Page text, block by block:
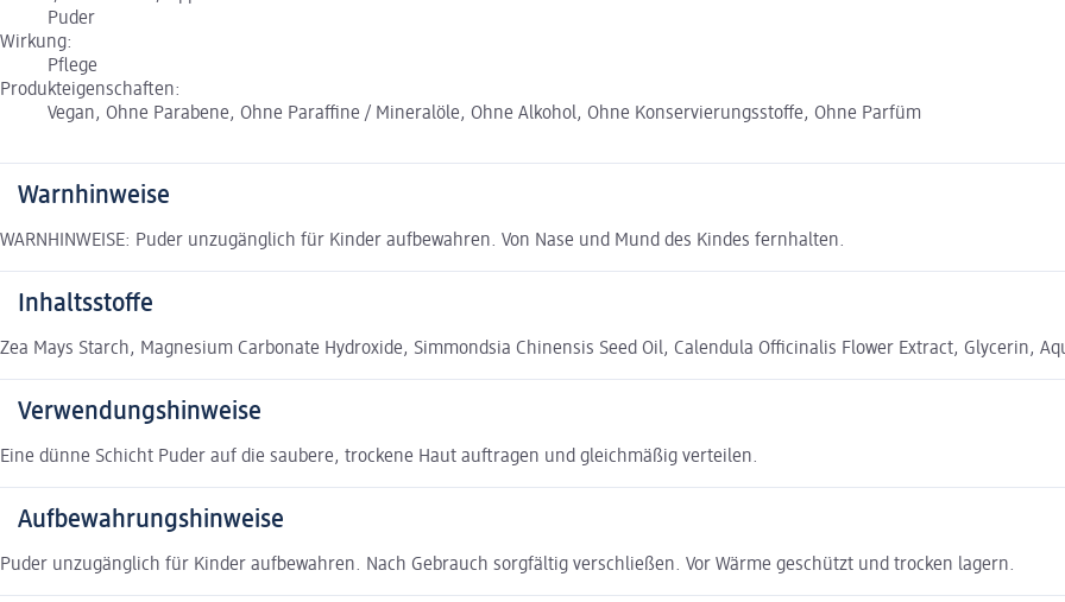
Puder
Wirkung:
Pflege
Produkteigenschaften:
Vegan, Ohne Parabene, Ohne Paraffine / Mineralöle, Ohne Alkohol, Ohne Konservierungsstoffe, Ohne Parfüm
Warnhinweise
WARNHINWEISE: Puder unzugänglich für Kinder aufbewahren. Von Nase und Mund des Kindes fernhalten.
Inhaltsstoffe
Zea Mays Starch, Magnesium Carbonate Hydroxide, Simmondsia Chinensis Seed Oil, Calendula Officinalis Flower Extract, Glycerin,
Verwendungshinweise
Eine dünne Schicht Puder auf die saubere, trockene Haut auftragen und gleichmäßig verteilen.
Aufbewahrungshinweise
Puder unzugänglich für Kinder aufbewahren. Nach Gebrauch sorgfältig verschließen. Vor Wärme geschützt und trocken lagern.